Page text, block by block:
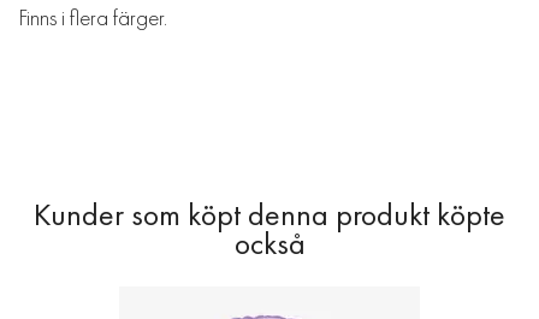
Finns i flera färger.